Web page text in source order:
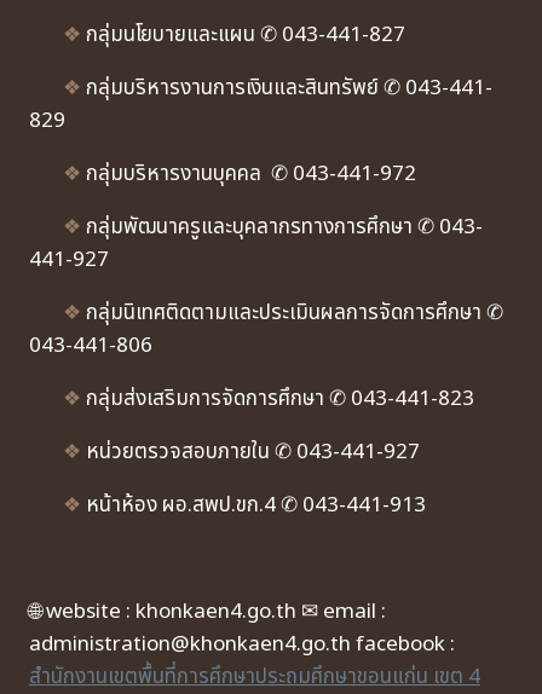
❖ กลุ่มนโยบายและแผน ✆ 043-441-827
❖ กลุ่มบริหารงานการเงินและสินทรัพย์ ✆ 043-441-
829
❖ กลุ่มบริหารงานบุคคล ✆ 043-441-972
❖ กลุ่มพัฒนาครูและบุคลากรทางการศึกษา ✆ 043-
441-927
❖ กลุ่มนิเทศติดตามและประเมินผลการจัดการศึกษา ✆
043-441-806
❖ กลุ่มส่งเสริมการจัดการศึกษา ✆ 043-441-823
❖ หน่วยตรวจสอบภายใน ✆ 043-441-927
❖ หน้าห้อง ผอ.สพป.ขก.4 ✆ 043-441-913
🌐 website : khonkaen4.go.th ✉ email :
administration@khonkaen4.go.th facebook :
สำนักงานเขตพื้นที่การศึกษาประถมศึกษาขอนแก่น เขต 4